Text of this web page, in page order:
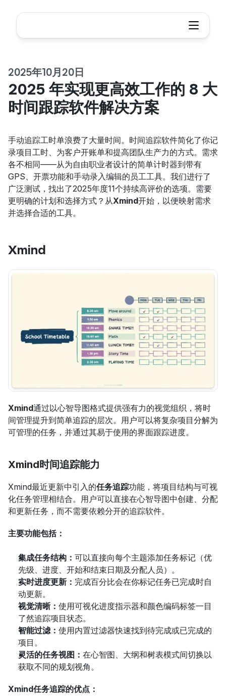
2025年10月20日
2025 年实现更高效工作的 8 大
时间跟踪软件解决方案
手动追踪工时单浪费了大量时间。时间追踪软件简化了你记
录项目工时、为客户开账单和提高团队生产力的方式。需求
各不相同——从为自由职业者设计的简单计时器到带有
GPS、开票功能和手动录入编辑的员工工具。我们进行了
广泛测试，找出了2025年度11个持续高评价的选项。需要
更明确的计划和选择方式？从Xmind开始，以便映射需求
并选择合适的工具。
Xmind
Xmind通过以心智导图格式提供强有力的视觉组织，将时
间管理提升到简单追踪的层次。用户可以将复杂项目分解为
可管理的任务，并通过其易于使用的界面跟踪进度。
Xmind时间追踪能力
Xmind最近更新中引入的任务追踪功能，将项目结构与可视
化任务管理相结合。用户可以直接在心智导图中创建、分配
和更新任务，而不需要依赖分开的追踪软件。
主要功能包括：
集成任务结构： 可以直接向每个主题添加任务标记（优
先级、进度、开始和结束日期及分配人员）。
实时进度更新： 完成百分比会在你标记任务已完成时自
动更新。
视觉清晰： 使用可视化进度指示器和颜色编码标签一目
了然追踪项目状态。
智能过滤： 使用内置过滤器快速找到待完成或已完成的
项目。
灵活的任务视图： 在心智图、大纲和树表模式间切换以
获取不同的规划视角。
Xmind任务追踪的优点：